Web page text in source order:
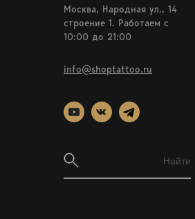
Москва, Народная ул., 14
строение 1. Работаем c
10:00 до 21:00
info@shoptattoo.ru